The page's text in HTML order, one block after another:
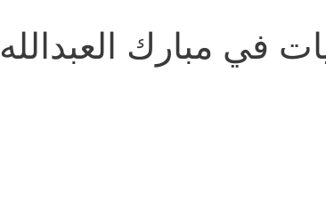
في مبارك العبدالله